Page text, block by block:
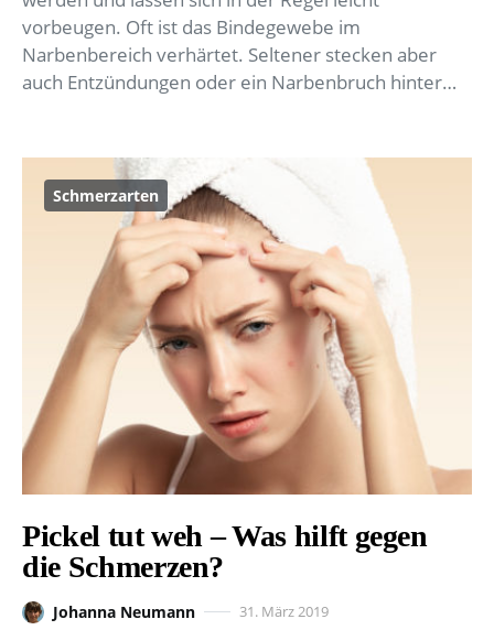
vorbeugen. Oft ist das Bindegewebe im
Narbenbereich verhärtet. Seltener stecken aber
auch Entzündungen oder ein Narbenbruch hinter…
Schmerzarten
Pickel tut weh – Was hilft gegen
die Schmerzen?
Johanna Neumann 31. März 2019